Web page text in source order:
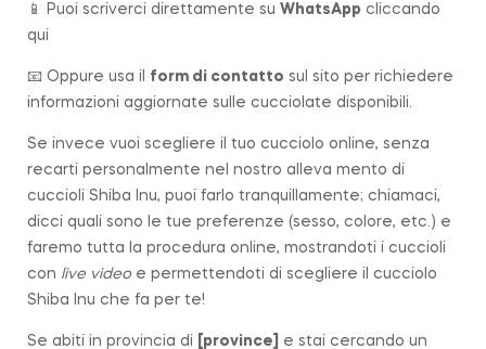
📱 Puoi scriverci direttamente su WhatsApp cliccando
qui
📧 Oppure usa il form di contatto sul sito per richiedere
informazioni aggiornate sulle cucciolate disponibili.
Se invece vuoi scegliere il tuo cucciolo online, senza
recarti personalmente nel nostro alleva mento di
cuccioli Shiba Inu, puoi farlo tranquillamente; chiamaci,
dicci quali sono le tue preferenze (sesso, colore, etc.) e
faremo tutta la procedura online, mostrandoti i cuccioli
con live videoe permettendoti di scegliere il cucciolo
Shiba Inu che fa per te!
Se abiti in provincia di [province] e stai cercando un